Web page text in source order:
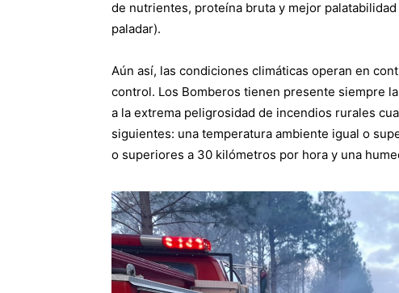
de nutrientes, proteína bruta y mejor
paladar).
Aún así, las condiciones climáticas operan en
control. Los Bomberos tienen presente siempre
a la extrema peligrosidad de incendios rurales
siguientes: una temperatura ambiente igual o
o superiores a 30 kilómetros por hora y una